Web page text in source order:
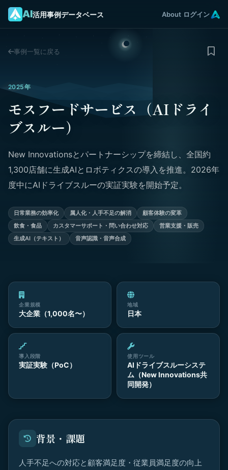
AI活用事例データベース About ログイン
事例一覧に戻る
2025年
モスフードサービス（AIドライ
ブスルー）
New Innovationsとパートナーシップを締結し、全国約
1,300店舗に生成AIとロボティクスの導入を推進。2026年
度中にAIドライブスルーの実証実験を開始予定。
日常業務の効率化 属人化・人手不足の解消
顧客体験の変革
飲食・食品
カスタマーサポート・問い合わせ対応
営業支援・販売
生成AI（テキスト）
音声認識・音声合成
企業規模
大企業（1,000名〜）
地域
日本
導入段階
実証実験（PoC）
使用ツール
AIドライブスルーシステ
ム（New Innovations共
同開発）
背景・課題
人手不足への対応と顧客満足度・従業員満足度の向上